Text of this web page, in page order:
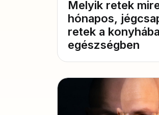
Melyik retek
hónapos,
retek a
egészségben